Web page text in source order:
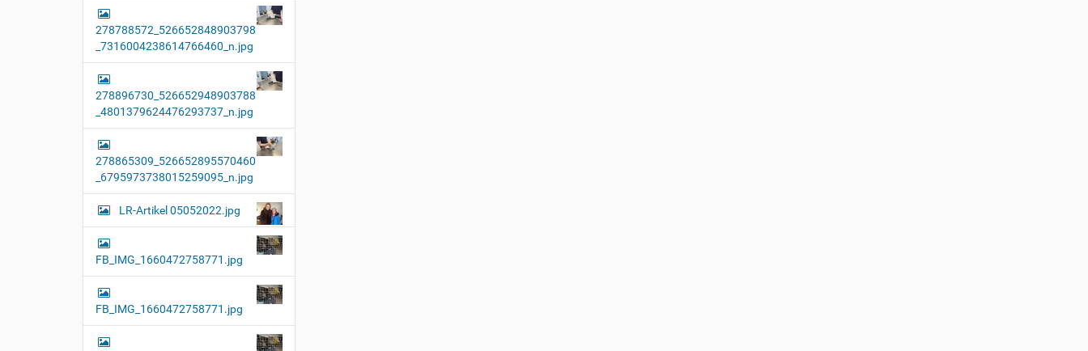
278788572_526652848903798
_7316004238614766460_n.jpg
278896730_526652948903788
_4801379624476293737_n.jpg
278865309_526652895570460
_6795973738015259095_n.jpg
LR-Artikel 05052022.jpg
FB_IMG_1660472758771.jpg
FB_IMG_1660472758771.jpg